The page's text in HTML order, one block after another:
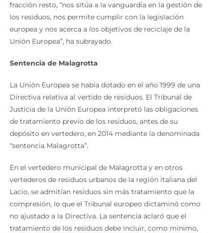
fracción resto, “nos sitúa a la vanguardia en la gestión de
los residuos, nos permite cumplir con la legislación
europea y nos acerca a los objetivos de reciclaje de la
Unión Europea”, ha subrayado.
Sentencia de Malagrotta
La Unión Europea se había dotado en el año 1999 de una
Directiva relativa al vertido de residuos. El Tribunal de
Justicia de la Unión Europea interpretó las obligaciones
de tratamiento previo de los residuos, antes de su
depósito en vertedero, en 2014 mediante la denominada
“sentencia Malagrotta”.
En el vertedero municipal de Malagrotta y en otros
vertederos de residuos urbanos de la región italiana del
Lacio, se admitían residuos sin más tratamiento que la
compresión, lo que el Tribunal europeo dictaminó como
no ajustado a la Directiva. La sentencia aclaró que el
tratamiento de los residuos debe incluir, como mínimo,